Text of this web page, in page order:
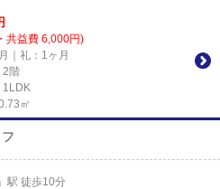
共益費 6,000円)
｜礼：1ヶ月
2階
1LDK
㎡
」駅 徒歩10分